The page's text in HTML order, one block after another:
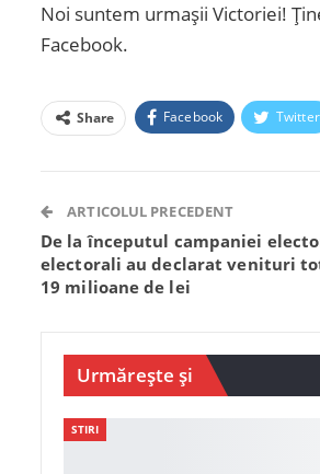
Noi suntem urmașii Victoriei!
Facebook.
Share Facebook Twitter
ARTICOLUL PRECEDENT
De la începutul campaniei
electorali au declarat venituri
19 milioane de lei
Urmărește și
STIRI